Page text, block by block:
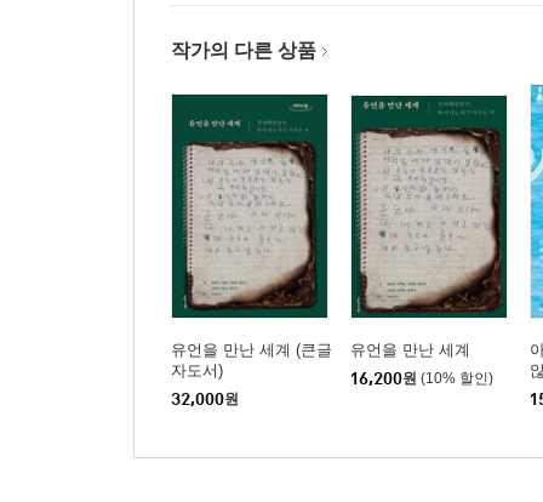
작가의 다른 상품
유언을 만난 세계 (큰글
자도서)
32,000원
유언을 만난 세계
16,200원 (10% 할인)